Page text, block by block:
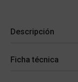
Descripción
Ficha técnica